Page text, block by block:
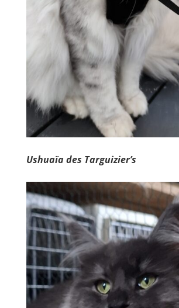
Ushuaïa des Targuizier’s